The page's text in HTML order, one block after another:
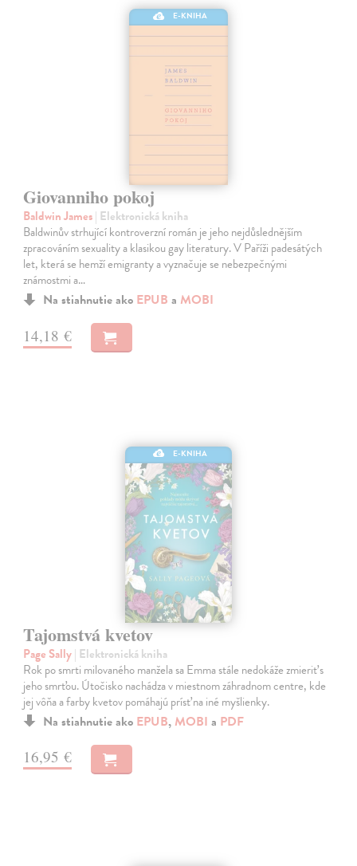
E-KNIHA
Giovanniho pokoj
Baldwin James| Elektronická kniha
Baldwinův strhující kontroverzní román je jeho nejdůslednějším
zpracováním sexuality a klasikou gay literatury. V Paříži padesátých
let, která se hemží emigranty a vyznačuje se nebezpečnými
známostmi a…
Na stiahnutie ako EPUB a MOBI
14,18 €
E-KNIHA
Tajomstvá kvetov
Page Sally| Elektronická kniha
Rok po smrti milovaného manžela sa Emma stále nedokáže zmieriť s
jeho smrťou. Útočisko nachádza v miestnom záhradnom centre, kde
jej vôňa a farby kvetov pomáhajú prísť na iné myšlienky.
Na stiahnutie ako EPUB, MOBI a PDF
16,95 €